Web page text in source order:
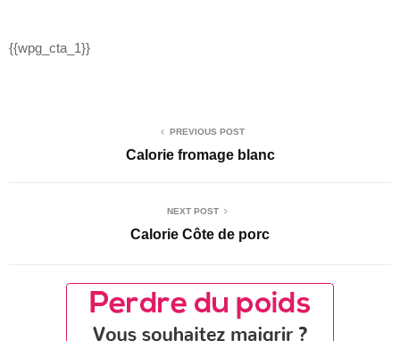
{{wpg_cta_1}}
PREVIOUS POST
Calorie fromage blanc
NEXT POST
Calorie Côte de porc